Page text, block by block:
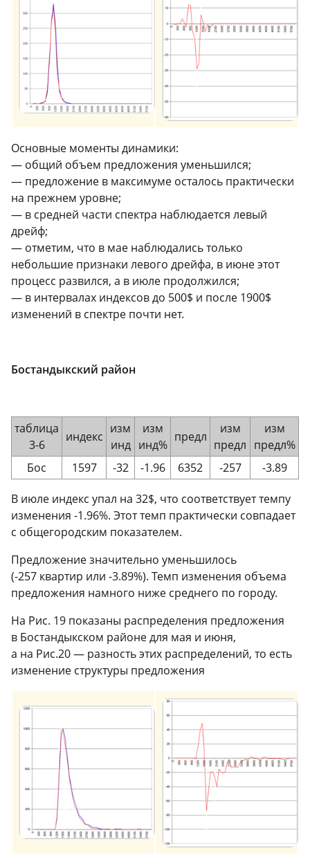
Основные моменты динамики:
— общий объем предложения уменьшился;
— предложение в максимуме осталось практически
на прежнем уровне;
— в средней части спектра наблюдается левый
дрейф;
— отметим, что в мае наблюдались только
небольшие признаки левого дрейфа, в июне этот
процесс развился, а в июле продолжился;
— в интервалах индексов до 500$ и после 1900$
изменений в спектре почти нет.
Бостандыкский район
таблица
3-6
индекс
изм
инд
изм
инд%
предл
изм
предл
изм
предл%
Бос
1597 -32 -1.96 6352 -257 -3.89
В июле индекс упал на 32$, что соответствует темпу
изменения -1.96%. Этот темп практически совпадает
с общегородским показателем.
Предложение значительно уменьшилось
(-257 квартир или -3.89%). Темп изменения объема
предложения намного ниже среднего по городу.
На Рис. 19 показаны распределения предложения
в Бостандыкском районе для мая и июня,
а на Рис.20 — разность этих распределений, то есть
изменение структуры предложения